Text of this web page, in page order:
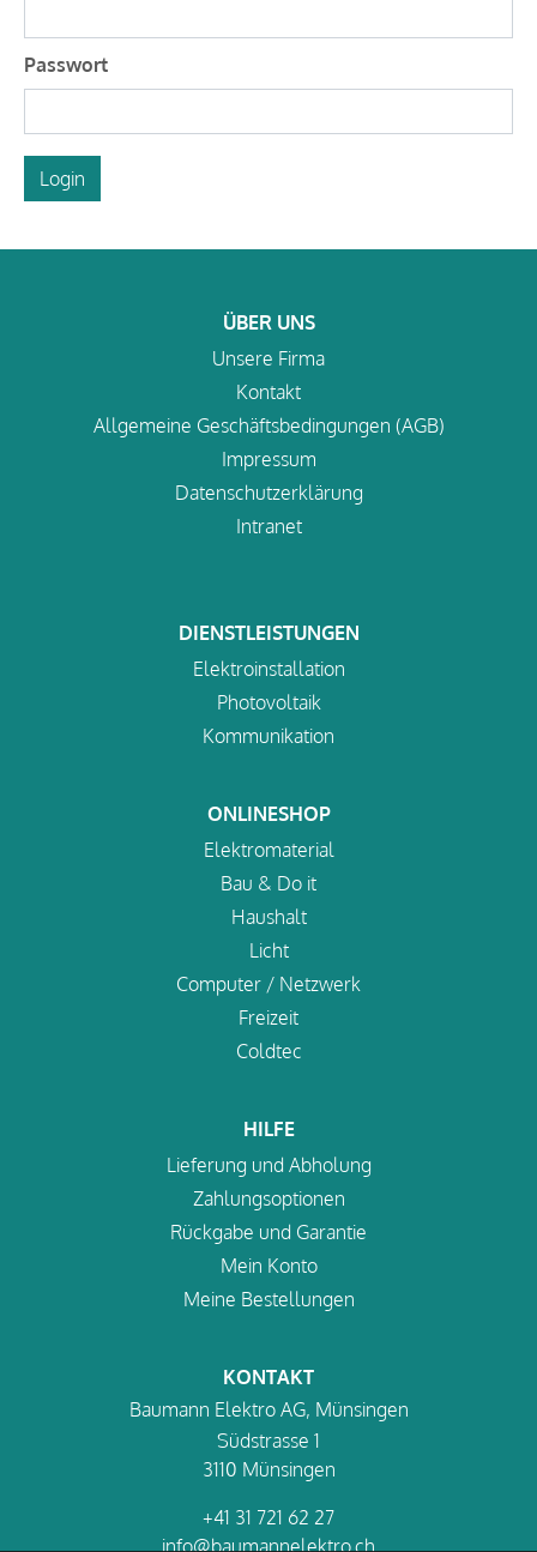
Passwort
Login
ÜBER UNS
Unsere Firma
Kontakt
Allgemeine Geschäftsbedingungen (AGB)
Impressum
Datenschutzerklärung
Intranet
DIENSTLEISTUNGEN
Elektroinstallation
Photovoltaik
Kommunikation
ONLINESHOP
Elektromaterial
Bau & Do it
Haushalt
Licht
Computer / Netzwerk
Freizeit
Coldtec
HILFE
Lieferung und Abholung
Zahlungsoptionen
Rückgabe und Garantie
Mein Konto
Meine Bestellungen
KONTAKT
Baumann Elektro AG, Münsingen
Südstrasse 1
3110 Münsingen
+41 31 721 62 27
info@baumannelektro.ch